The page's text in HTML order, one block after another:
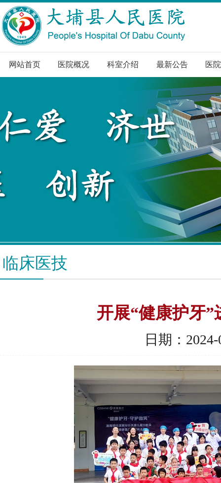
网站首页 医院概况 科室介绍 最新公告 医
临床医技
开展“健康护牙”
日期：